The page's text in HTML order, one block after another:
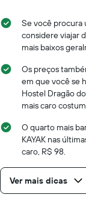
Se você procura
considere viajar
mais baixos
Os preços
em que você se
Hostel Dragão
mais caro
O quarto mais
KAYAK nas
caro, R$ 98.
Ver mais dicas